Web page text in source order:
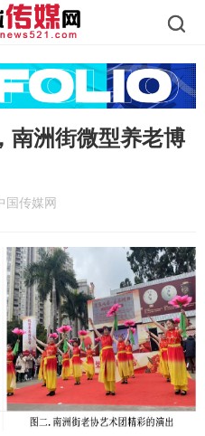
南洲街微型养老博
国传媒网